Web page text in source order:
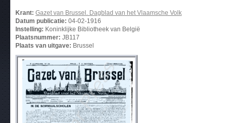
Krant: Gazet van Brussel. Dagblad van het Vlaamsche Volk
Datum publicatie: 04-02-1916
Instelling: Koninklijke Bibliotheek van België
Plaatsnummer: JB117
Plaats van uitgave: Brussel